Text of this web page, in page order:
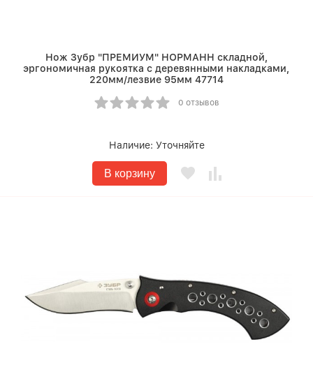
Нож Зубр "ПРЕМИУМ" НОРМАНН складной,
эргономичная рукоятка с деревянными накладками,
220мм/лезвие 95мм 47714
0 отзывов
Наличие: Уточняйте
В корзину